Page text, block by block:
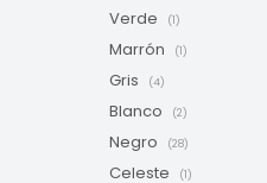
Verde (1)
Marrón (1)
Gris (4)
Blanco (2)
Negro (28)
Celeste (1)